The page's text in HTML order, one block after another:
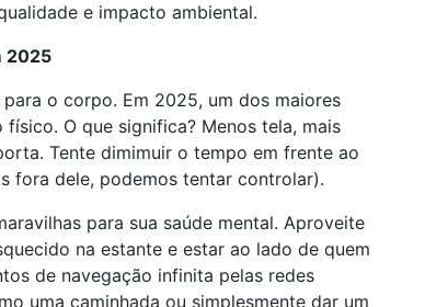
e impacto ambiental.
2025
o corpo. Em 2025, um dos maiores
O que significa? Menos tela, mais
Tente dimimuir o tempo em frente ao
fora dele, podemos tentar controlar).
para sua saúde mental. Aproveite
na estante e estar ao lado de quem
de navegação infinita pelas redes
uma caminhada ou simplesmente dar um